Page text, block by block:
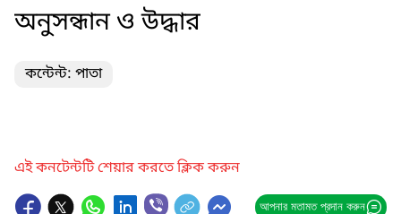
অনুসন্ধান ও উদ্ধার
কন্টেন্ট: পাতা
এই কনটেন্টটি শেয়ার করতে ক্লিক করুন
আপনার মতামত প্রদান করুন